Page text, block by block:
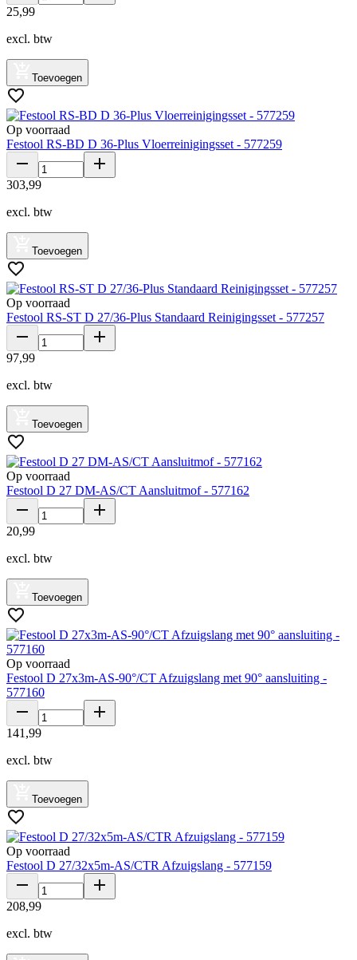
25,99
excl. btw
Toevoegen
Op voorraad
Festool RS-BD D 36-Plus Vloerreinigingsset - 577259
303,99
excl. btw
Toevoegen
Op voorraad
Festool RS-ST D 27/36-Plus Standaard Reinigingsset - 577257
97,99
excl. btw
Toevoegen
Op voorraad
Festool D 27 DM-AS/CT Aansluitmof - 577162
20,99
excl. btw
Toevoegen
Op voorraad
Festool D 27x3m-AS-90°/CT Afzuigslang met 90° aansluiting -
577160
141 ,99
excl. btw
Toevoegen
Op voorraad
Festool D 27/32x5m-AS/CTR Afzuigslang - 577159
208,99
excl. btw